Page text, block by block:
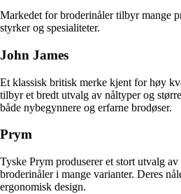
Markedet for broderinåler tilbyr mange
styrker og spesialiteter.
John James
Et klassisk britisk merke kjent for høy
tilbyr et bredt utvalg av nåltyper og
både nybegynnere og erfarne brodøser.
Prym
Tyske Prym produserer et stort utvalg
broderinåler i mange varianter. Deres
ergonomisk design.